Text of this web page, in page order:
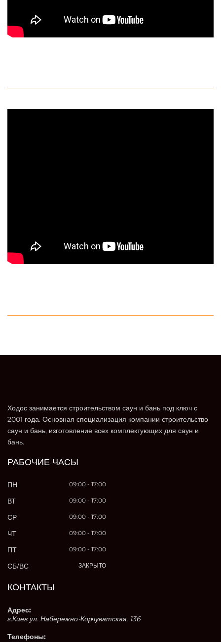
Ходос занимается строительством саун и бань под ключ с
2001 года. Основная специализация компании строительство
саун и бань, изготовление всех комплектующих для саун и
бань.
РАБОЧИЕ ЧАСЫ
ПН 09:00 - 17:00
ВТ 09:00 - 17:00
СР 09:00 - 17:00
ЧТ 09:00 - 17:00
ПТ 09:00 - 17:00
СБ/ВС ЗАКРЫТО
КОНТАКТЫ
Адрес:
г.Киев ул. Набережно-Корчуватская, 136
Телефоны: